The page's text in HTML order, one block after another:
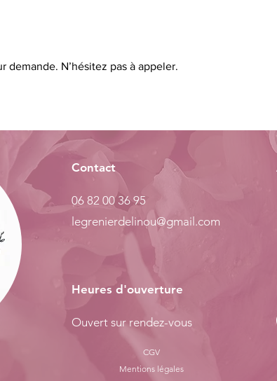
demande. N’hésitez pas à appeler.
Contact
06 82 00 36 95
legrenierdelinou@gmail.com
Heures d'ouverture
Ouvert sur rendez-vous
CGV
Mentions légales